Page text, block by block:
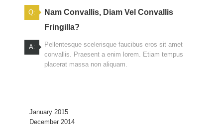
Q:
Nam Convallis, Diam Vel Convallis
Fringilla?
A:
Pellentesque scelerisque faucibus eros sit amet
convallis. Praesent a enim lorem. Etiam tempus
placerat massa non aliquam.
January 2015
December 2014